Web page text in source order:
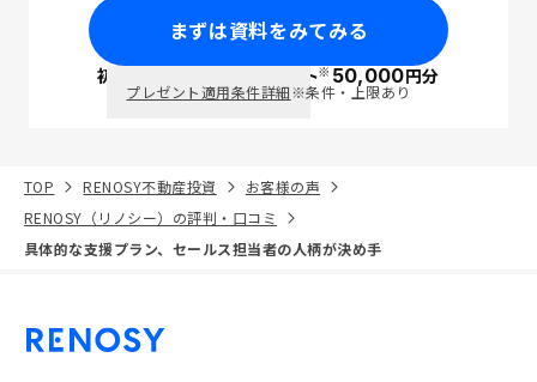
まずは資料をみてみる
初回面談で ポイント※50,000円分
プレゼント適用条件詳細※条件・上限あり
TOP RENOSY不動産投資
お客様の声
RENOSY（リノシー）の評判・口コミ
具体的な支援プラン、セールス担当者の人柄が決め手